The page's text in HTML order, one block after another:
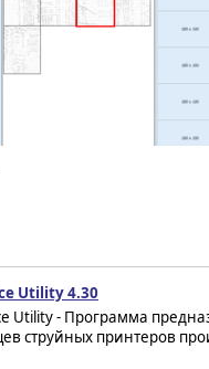
Utility 4.30
Utility - Программа
струйных принтеров